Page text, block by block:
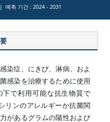
예측 기간 : 2024 - 2031
染症、にきび、淋病、およ
感染を治療するために使用
で利用可能な抗生物質で
リンのアレルギーか抗菌関
があるグラムの陽性および